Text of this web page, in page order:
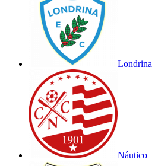
Londrina
Náutico